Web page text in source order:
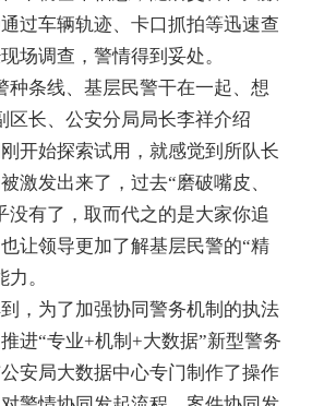
过车辆轨迹、卡口抓拍等迅速查
场调查，警情得到妥处。
条线、基层民警干在一起、想
区长、公安分局局长李祥介绍
开始探索试用，就感觉到所队长
激发出来了，过去“磨破嘴皮、
没有了，取而代之的是大家你追
让领导更加了解基层民警的“精
。
为了加强协同警务机制的执法
进“专业+机制+大数据”新型警务
安局大数据中心专门制作了操作